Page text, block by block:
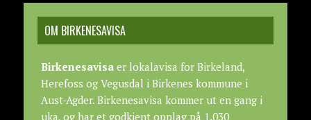
OM BIRKENESAVISA
Birkenesavisaer lokalavisa for Birkeland,
Herefoss og Vegusdal i Birkenes kommune i
Aust-Agder. Birkenesavisa kommer ut en gang i
uka, og har et godkjent opplag på 1.030